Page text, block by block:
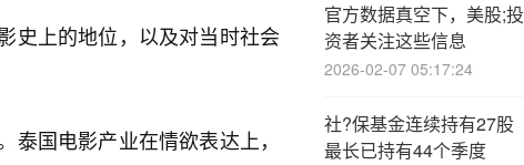
史上的地位，以及对当时社会
国电影产业在情欲表达上，
官方数据真空下，美股;投
资者关注这些信息
2026-02-07 05:17:24
社?保基金连续持有27股
最长已持有44个季度